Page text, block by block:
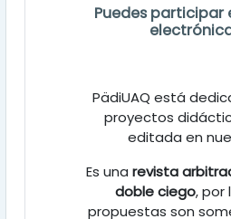
Puedes participar
PädiUAQ está
proyectos
editada en
Es una revista
doble ciego, por
propuestas son